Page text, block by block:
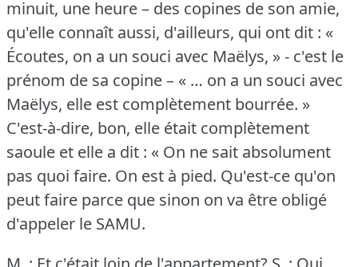
minuit, une heure – des copines de son amie,
qu'elle connaît aussi, d'ailleurs, qui ont dit : «
Écoutes, on a un souci avec Maëlys, » - c'est le
prénom de sa copine – « … on a un souci avec
Maëlys, elle est complètement bourrée. »
C'est-à-dire, bon, elle était complètement
saoule et elle a dit : « On ne sait absolument
pas quoi faire. On est à pied. Qu'est-ce qu'on
peut faire parce que sinon on va être obligé
d'appeler le SAMU.